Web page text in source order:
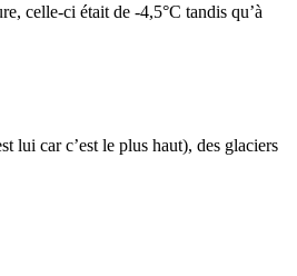
celle-ci était de -4,5°C tandis qu’à
lui car c’est le plus haut), des glaciers